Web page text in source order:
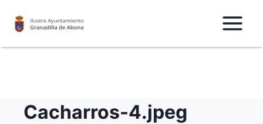
Cacharros-4.jpeg